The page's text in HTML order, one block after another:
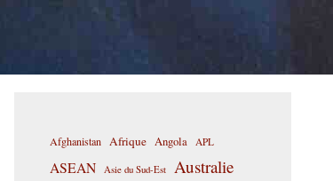
Afghanistan Afrique Angola APL
ASEAN Asie du Sud-Est Australie